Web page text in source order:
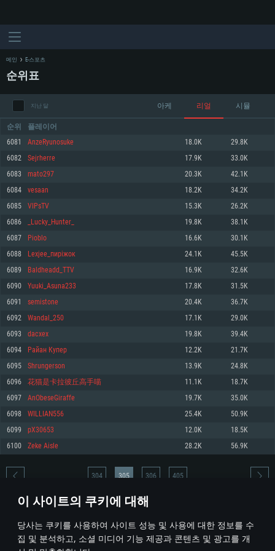
이 사이트의 쿠키에 대해
당사는 쿠키를 사용하여 사이트 성능 및 사용에 대한 정보를 수
집 및 분석하고, 소셜 미디어 기능 제공과 콘텐츠 및 광고를 개
최소사양
운영체제: Windows 10 (64 bit)
프로세서: 2.2 GHz 듀얼코어 이상
메모리: 4GB
그래픽 카드: DirectX 11 이상을 지원하는 AMD Radeon 77XX / NVIDIA
GeForce GT 660. 최소 사양 해상도: 720p
네트워크: 브로드밴드 인터넷
여유 저장 공간: 22.1 GB (최소 클라이언트)
권장 사양
570 혹은 그 이상
여유 저장 공간: 62.2 GB (전체 클라이언트)
최소사양
운영체제: Mac OS Big Sur 11.0
프로세서: 최소 2.2 GHz의 Core i5 (Intel Xeon 은 지원하지 않습니다)
메모리: 6 GB
그래픽 카드: Metal 을 지원하는 Intel Iris Pro 5200 (Mac), 혹은 이와 비슷한 성
능을 가지는 Mac 버전의 AMD/Nvidia. 최소 해상도: 720p
네트워크: 브로드밴드 인터넷
여유 저장 공간: 22.1 GB (최소 클라이언트)
권장 사양
네트워크: 브로드밴드 인터넷
여유 저장 공간: 62.2 GB (전체 클라이언트)
최소사양
운영체제: 64bit Linux 중 최신 버전
프로세서: 2.4 GHz 듀얼코어
메모리: 4 GB
그래픽 카드: Vulkan 을 지원하고, 최신 그래픽 드라이버를 지원하는 NVIDIA
660 (6개월 미만) 혹은 그와 동급의 성능을 가지며 최신 그래픽 드라이버를 지
원하는 AMD (6개월 미만; 최소사양 지원 해상도 720p)
네트워크: 브로드밴드 인터넷
여유 저장 공간: 22.1 GB (최소 클라이언트)
권장 사양
운영체제: Ubuntu 20.04 64bit
프로세서: Intel Core i7
메모리: 16 GB
그래픽 카드: Vulkan 을 지원하고, 최신 그래픽 드라이버를 지원하는 NVIDIA
1060 (6개월 미만) 혹은 그와 동급의 성능을 가지며 최신 그래픽 드라이버를
지원하는 AMD RX 570 (6개월 미만; 최소사양 지원 해상도 720p) 이상
여유 저장 공간: 62.2 GB (전체 클라이언트)
메인 E-스포츠
순위표
지난 달 아케 리얼 시뮬
순위 플레이어
6081 AnzeRyunosuke 18.0K 29.8K
6082 Sejrherre 17.9K 33.0K
6083 mato297 20.3K 42.1K
6084 vesaan 18.2K 34.2K
6085 VIPsTV 15.3K 26.2K
6086 _Lucky_Hunter_ 19.8K 38.1K
6087 Pioblo 16.6K 30.1K
6088 Lexjee_пиріжок 24.1K 45.5K
6089 Baldheadd_TTV 16.9K 32.6K
6090 Yuuki_Asuna233 17.8K 31.5K
6091 semistone 20.4K 36.7K
6092 Wandal_250 17.1K 29.0K
6093 dacxex 19.8K 39.4K
6094 Райан Купер 12.2K 21.7K
6095 Shrungerson 13.9K 24.8K
6096 花猫是卡拉彼丘高手喵 11.1K 18.7K
6097 AnObeseGiraffe 19.7K 35.0K
6098 WILLIAN556 25.4K 50.9K
6099 pX30653 12.0K 18.5K
6100 Zeke Aisle 28.2K 56.9K
* 순위표는 매일 1회 갱신됩니다
304 305 306 405